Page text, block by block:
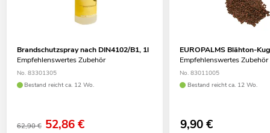
Brandschutzspray nach DIN4102/B1, 1l
Empfehlenswertes Zubehör
No. 83301305
Bestand reicht ca. 12 Wo.
62,90 € 52,86€
EUROPALMS Blähton-
Empfehlenswertes Zubehör
No. 83011005
Bestand reicht ca. 12 Wo.
9,90€